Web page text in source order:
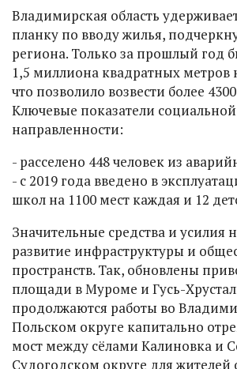
Владимирская область
планку по вводу жилья,
региона. Только за прошлый год
1,5 миллиона квадратных
что позволило возвести более
Ключевые показатели социальной
направленности:
- расселено 448 человек из
- с 2019 года введено в
школ на 1100 мест каждая и 12
Значительные средства и усилия
развитие инфраструктуры и
пространств. Так, обновлены
площади в Муроме и Гусь-
продолжаются работы во
Польском округе капитально
мост между сёлами Калиновка и
Судогодском округе для жителей